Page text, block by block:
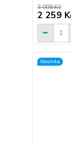
3 008 Kč
2 259
Novinka